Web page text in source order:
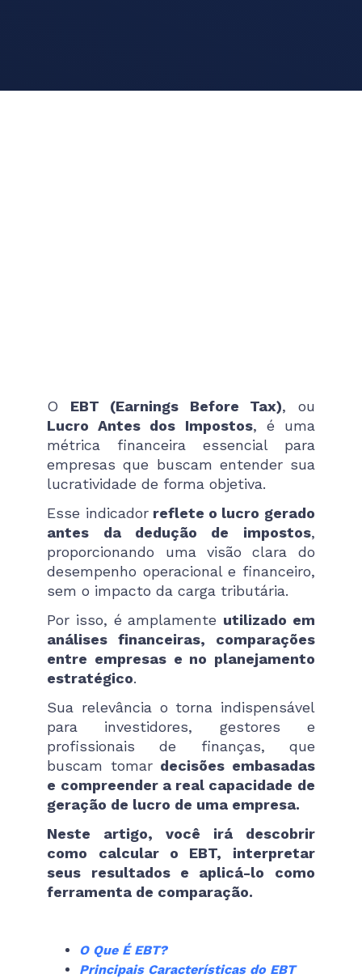
O EBT (Earnings Before Tax), ou
Lucro Antes dos Impostos, é uma
métrica financeira essencial para
empresas que buscam entender sua
lucratividade de forma objetiva.
Esse indicadorreflete o lucro gerado
antes da dedução de impostos,
proporcionando uma visão clara do
desempenho operacional e financeiro,
sem o impacto da carga tributária.
Por isso, é amplamente utilizado em
análises financeiras, comparações
entre empresas e no planejamento
estratégico.
Sua relevância o torna indispensável
para investidores, gestores e
profissionais de finanças, que
buscam tomar decisões embasadas
e compreender a real capacidade de
geração de lucro de uma empresa.
Neste artigo, você irá descobrir
como calcular o EBT, interpretar
seus resultados e aplicá-lo como
ferramenta de comparação.
O Que É EBT?
Principais Características do EBT